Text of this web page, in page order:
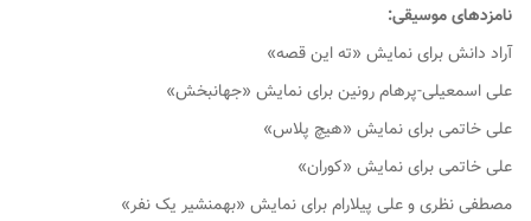
نامزدهای موسیقی:
آراد دانش برای نمایش «ته این قصه»
علی اسمعیلی-پرهام رونین برای نمایش «جهانبخش»
علی خاتمی برای نمایش «هیچ پلاس»
علی خاتمی برای نمایش «کوران»
مصطفی نظری و علی پیلارام برای نمایش «بهمنشیر یک نفر»